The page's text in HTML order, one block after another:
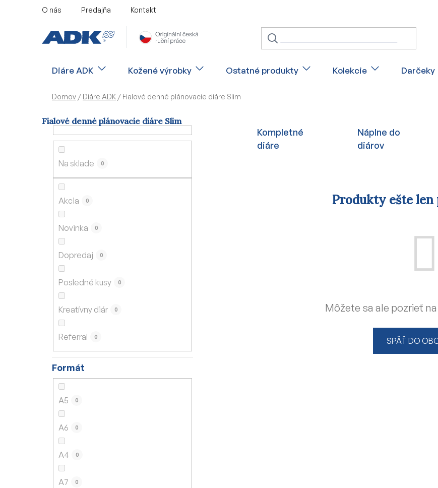
O nás Predajňa Kontakt
Diáre ADK Kožené výrobky Ostatné produkty Kolekcie Darčeky
Domov / Diáre ADK / Fialové denné plánovacie diáre Slim
Fialové denné plánovacie diáre Slim
Na sklade 0
Akcia 0
Novinka 0
Dopredaj 0
Posledné kusy 0
Kreatívny diár 0
Referral 0
Formát
A5 0
A6 0
A4 0
A7 0
Kompletné
diáre
Náplne do
diárov
Produkty ešte
Môžete sa ale pozrieť
SPÄŤ DO